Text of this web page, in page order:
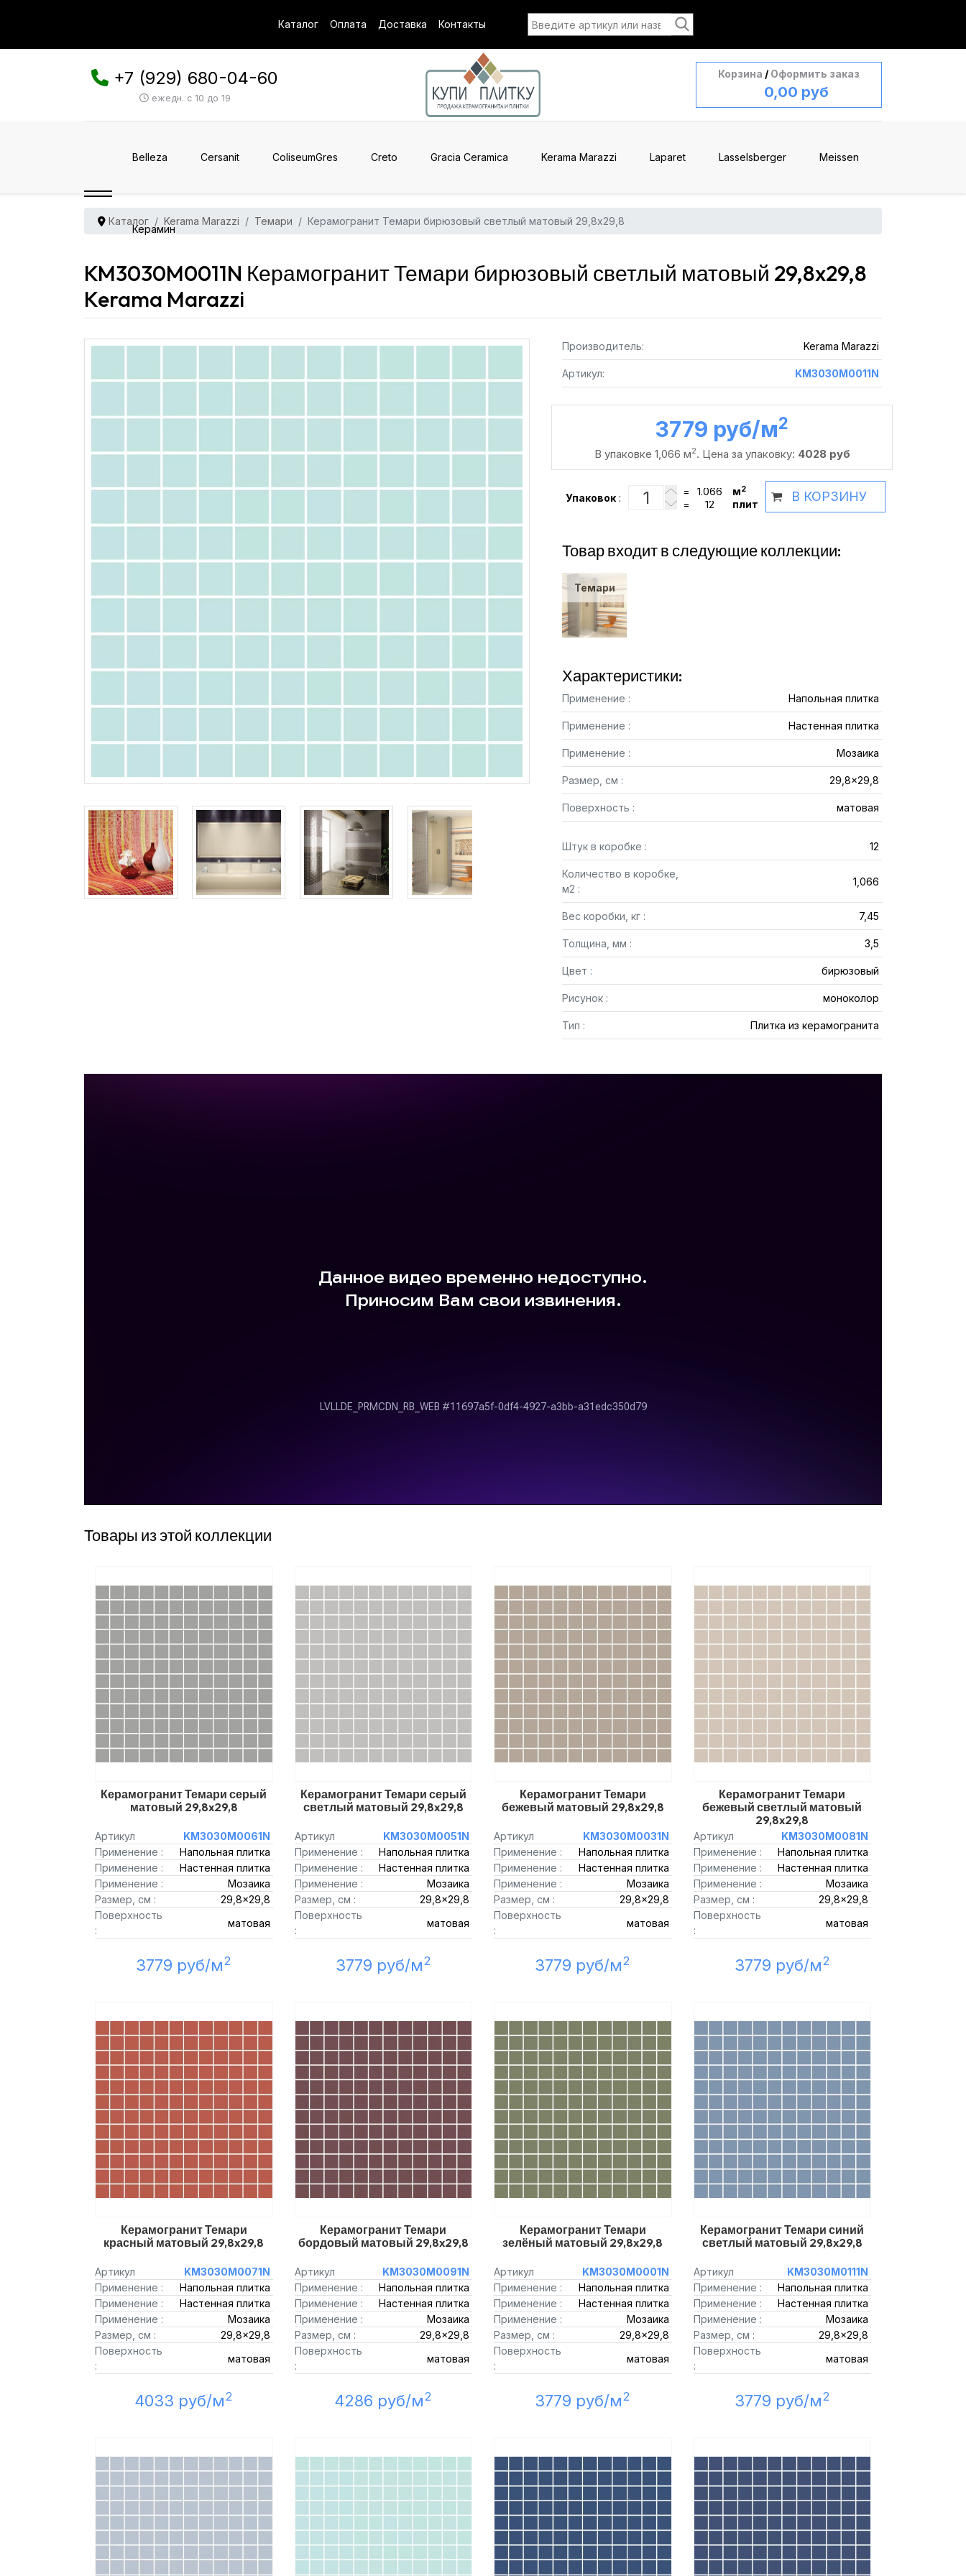
Каталог Оплата Доставка Контакты
+7 (929) 680-04-60
ежедн. с 10 до 19
Корзина / Оформить заказ
0,00 руб
Belleza Cersanit ColiseumGres Creto Gracia Ceramica Kerama Marazzi Laparet Lasselsberger Meissen
Керамин
Каталог Kerama Marazzi Темари Керамогранит Темари бирюзовый светлый матовый 29,8x29,8
KM3030M0011N Керамогранит Темари бирюзовый светлый матовый 29,8x29,8
Kerama Marazzi
Производитель: Kerama Marazzi
Артикул: KM3030M0011N
3779 руб /м2
В упаковке 1,066 м2. Цена за упаковку: 4028 руб
Упаковок :
= м2
= плит
В КОРЗИНУ
Товар входит в следующие коллекции:
Темари
Характеристики:
Применение : Напольная плитка
Применение : Настенная плитка
Применение : Мозаика
Размер, см : 29,8x29,8
Поверхность : матовая
Штук в коробке : 12
Количество в коробке,
м2 :
1,066
Вес коробки, кг : 7,45
Толщина, мм : 3,5
Цвет : бирюзовый
Рисунок : моноколор
Тип : Плитка из керамогранита
Товары из этой коллекции
Керамогранит Темари серый
матовый 29,8x29,8
Артикул
KM3030M0061N
Применение :
Напольная плитка
Применение :
Настенная плитка
Применение :
Мозаика
Размер, см :
29,8x29,8
Поверхность
:
матовая
3779 руб/м2
Керамогранит Темари серый
светлый матовый 29,8x29,8
Артикул
KM3030M0051N
Применение :
Напольная плитка
Применение :
Настенная плитка
Применение :
Мозаика
Размер, см :
29,8x29,8
Поверхность
:
матовая
3779 руб/м2
Керамогранит Темари
бежевый матовый 29,8x29,8
Артикул
KM3030M0031N
Применение :
Напольная плитка
Применение :
Настенная плитка
Применение :
Мозаика
Размер, см :
29,8x29,8
Поверхность
:
матовая
3779 руб/м2
Керамогранит Темари
бежевый светлый матовый
29,8x29,8
Артикул
KM3030M0081N
Применение :
Напольная плитка
Применение :
Настенная плитка
Применение :
Мозаика
Размер, см :
29,8x29,8
Поверхность
:
матовая
3779 руб/м2
Керамогранит Темари
красный матовый 29,8x29,8
Артикул
KM3030M0071N
Применение :
Напольная плитка
Применение :
Настенная плитка
Применение :
Мозаика
Размер, см :
29,8x29,8
Поверхность
:
матовая
4033 руб/м2
Керамогранит Темари
бордовый матовый 29,8x29,8
Артикул
KM3030M0091N
Применение :
Напольная плитка
Применение :
Настенная плитка
Применение :
Мозаика
Размер, см :
29,8x29,8
Поверхность
:
матовая
4286 руб/м2
Керамогранит Темари
зелёный матовый 29,8x29,8
Артикул
KM3030M0001N
Применение :
Напольная плитка
Применение :
Настенная плитка
Применение :
Мозаика
Размер, см :
29,8x29,8
Поверхность
:
матовая
3779 руб/м2
Керамогранит Темари синий
светлый матовый 29,8x29,8
Артикул
KM3030M0111N
Применение :
Напольная плитка
Применение :
Настенная плитка
Применение :
Мозаика
Размер, см :
29,8x29,8
Поверхность
:
матовая
3779 руб/м2